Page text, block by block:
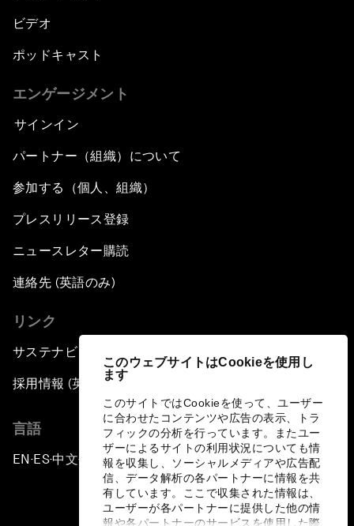
このウェブサイトはCookieを使用し
ます
このサイトではCookieを使って、ユーザー
に合わせたコンテンツや広告の表示、トラ
フィックの分析を行っています。またユー
ザーによるサイトの利用状況についても情
報を収集し、ソーシャルメディアや広告配
信、データ解析の各パートナーに情報を共
有しています。ここで収集された情報は、
ユーザーが各パートナーに提供した他の情
報や各パートナーのサービスを使用した際
ビデオ
ポッドキャスト
エンゲージメント
サインイン
パートナー（組織）について
参加する（個人、組織）
プレスリリース登録
ニュースレター購読
連絡先 (英語のみ)
リンク
サステナビリティへの取り組み
採用情報 (英語のみ)
言語
EN ▪ES▪中文▪ 日本語